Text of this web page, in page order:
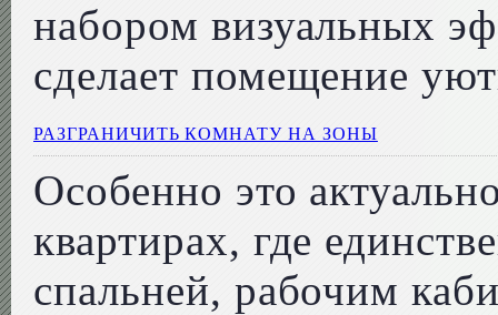
набором визуальных
сделает помещение
РАЗГРАНИЧИТЬ КОМНАТУ НА ЗОНЫ
Особенно это
квартирах, где
спальней, рабочим